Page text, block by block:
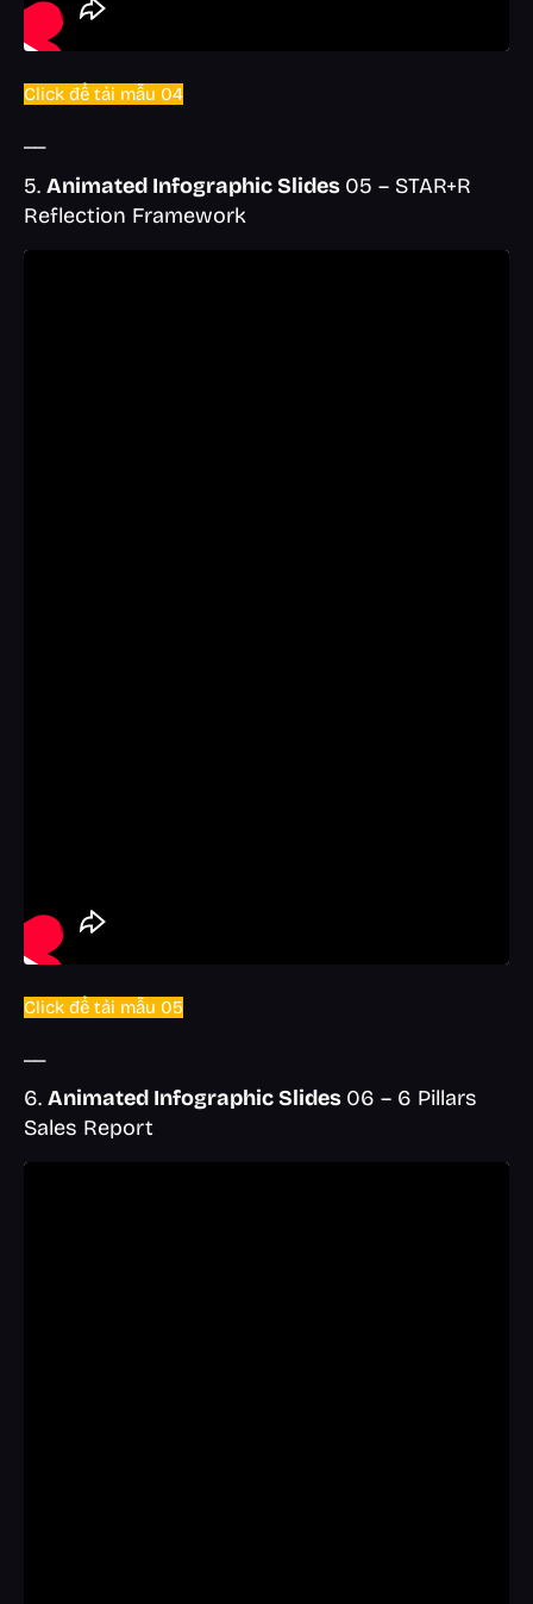
Click để tải mẫu 04
5. Animated Infographic Slides 05 – STAR+R
Reflection Framework
Click để tải mẫu 05
6. Animated Infographic Slides 06 – 6 Pillars
Sales Report